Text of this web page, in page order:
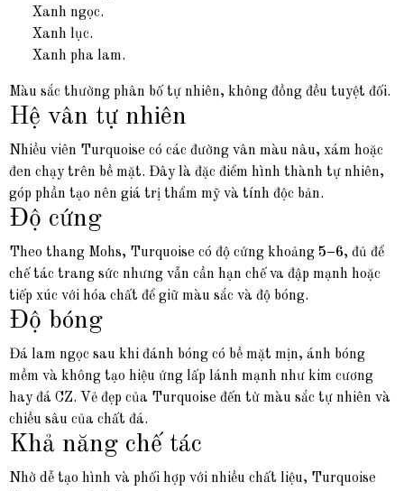
Xanh ngọc.
Xanh lục.
Xanh pha lam.
Màu sắc thường phân bố tự nhiên, không đồng đều tuyệt đối.
Hệ vân tự nhiên
Nhiều viên Turquoise có các đường vân màu nâu, xám hoặc
đen chạy trên bề mặt. Đây là đặc điểm hình thành tự nhiên,
góp phần tạo nên giá trị thẩm mỹ và tính độc bản.
Độ cứng
Theo thang Mohs, Turquoise có độ cứng khoảng 5–6, đủ để
chế tác trang sức nhưng vẫn cần hạn chế va đập mạnh hoặc
tiếp xúc với hóa chất để giữ màu sắc và độ bóng.
Độ bóng
Đá lam ngọc sau khi đánh bóng có bề mặt mịn, ánh bóng
mềm và không tạo hiệu ứng lấp lánh mạnh như kim cương
hay đá CZ. Vẻ đẹp của Turquoise đến từ màu sắc tự nhiên và
chiều sâu của chất đá.
Khả năng chế tác
Nhờ dễ tạo hình và phối hợp với nhiều chất liệu, Turquoise